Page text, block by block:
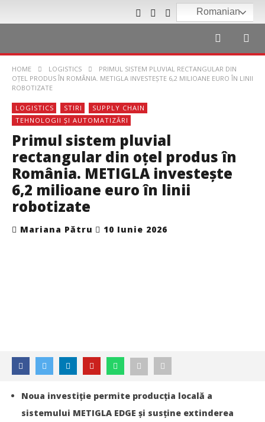
Romanian
HOME LOGISTICS
PRIMUL SISTEM PLUVIAL RECTANGULAR DIN
OȚEL PRODUS ÎN ROMÂNIA. METIGLA INVESTEȘTE 6,2 MILIOANE EURO ÎN LINII
ROBOTIZATE
LOGISTICS STIRI
SUPPLY CHAIN
TEHNOLOGII ȘI AUTOMATIZĂRI
Primul sistem pluvial
rectangular din oțel produs în
România. METIGLA investește
6,2 milioane euro în linii
robotizate
Mariana Pătru 10 Iunie 2026
Noua investiție permite producția locală a
sistemului METIGLA EDGE și susține extinderea